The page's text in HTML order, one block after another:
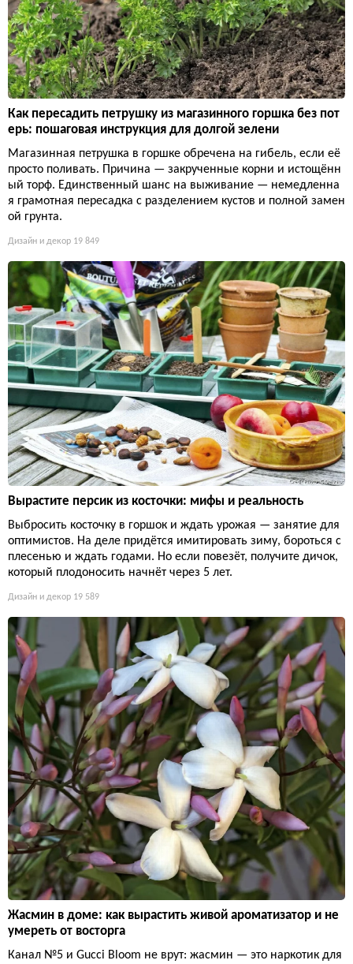
Как пересадить петрушку из магазинного горшка без пот
ерь: пошаговая инструкция для долгой зелени
Магазинная петрушка в горшке обречена на гибель, если её
просто поливать. Причина — закрученные корни и истощённ
ый торф. Единственный шанс на выживание — немедленна
я грамотная пересадка с разделением кустов и полной замен
ой грунта.
Дизайн и декор 19 849
Вырастите персик из косточки: мифы и реальность
Выбросить косточку в горшок и ждать урожая — занятие для
оптимистов. На деле придётся имитировать зиму, бороться с
плесенью и ждать годами. Но если повезёт, получите дичок,
который плодоносить начнёт через 5 лет.
Дизайн и декор 19 589
Жасмин в доме: как вырастить живой ароматизатор и не
умереть от восторга
Канал №5 и Gucci Bloom не врут: жасмин — это наркотик для